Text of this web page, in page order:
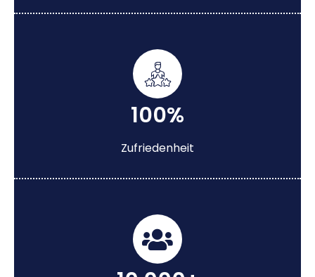
100%
Zufriedenheit